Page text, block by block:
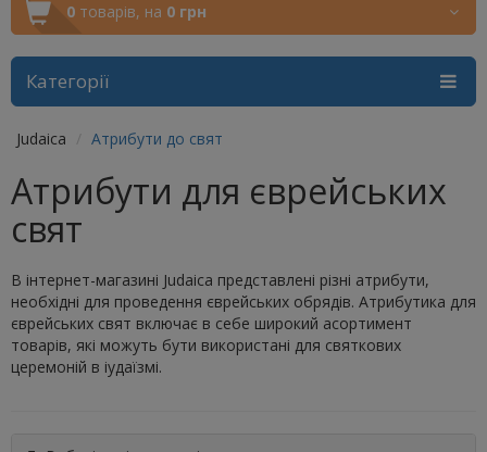
0 товарів, на 0 грн
Категорії
Judaica Атрибути до свят
Атрибути для єврейських
свят
В інтернет-магазині Judaica представлені різні атрибути,
необхідні для проведення єврейських обрядів. Атрибутика для
єврейських свят включає в себе широкий асортимент
товарів, які можуть бути використані для святкових
церемоній в іудаїзмі.